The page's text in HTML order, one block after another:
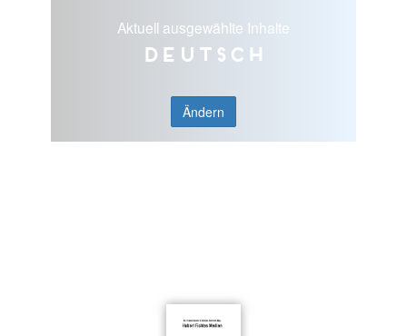
Aktuell ausgewählte Inhalte
Deutsch
Ändern